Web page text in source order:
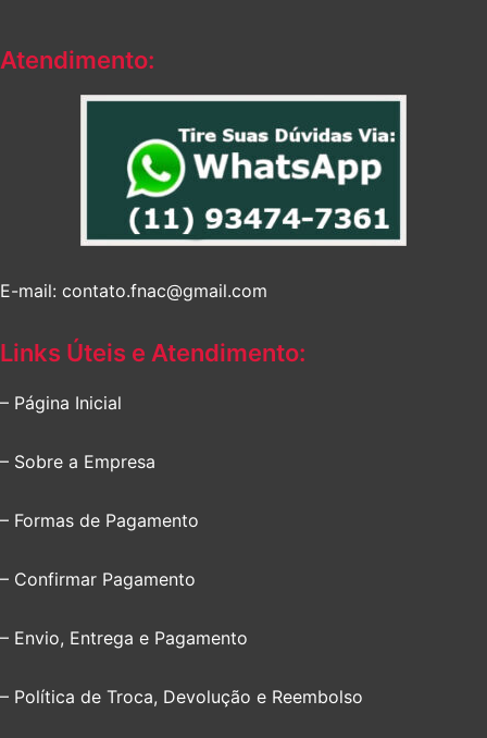
Atendimento:
E-mail: contato.fnac@gmail.com
Links Úteis e Atendimento:
– Página Inicial
– Sobre a Empresa
– Formas de Pagamento
– Confirmar Pagamento
– Envio, Entrega e Pagamento
– Política de Troca, Devolução e Reembolso